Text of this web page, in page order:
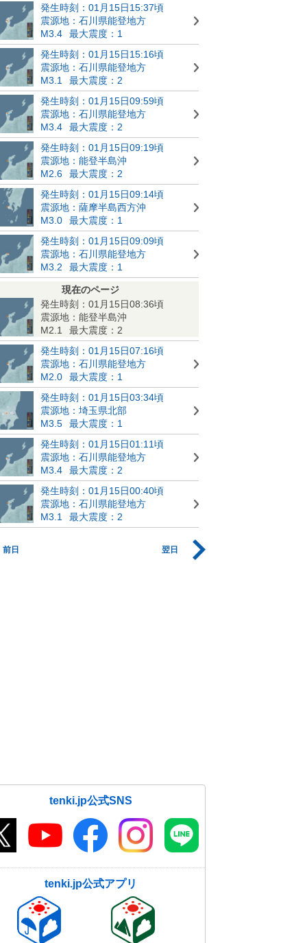
発生時刻：01月15日15:37頃
震源地：石川県能登地方
M3.4
最大震度：1
発生時刻：01月15日15:16頃
震源地：石川県能登地方
M3.1
最大震度：2
発生時刻：01月15日09:59頃
震源地：石川県能登地方
M3.4
最大震度：2
発生時刻：01月15日09:19頃
震源地：能登半島沖
M2.6
最大震度：2
発生時刻：01月15日09:14頃
震源地：薩摩半島西方沖
M3.0
最大震度：1
発生時刻：01月15日09:09頃
震源地：石川県能登地方
M3.2
最大震度：1
現在のページ
発生時刻：01月15日08:36頃
震源地：能登半島沖
M2.1
最大震度：2
発生時刻：01月15日07:16頃
震源地：石川県能登地方
M2.0
最大震度：1
発生時刻：01月15日03:34頃
震源地：埼玉県北部
M3.5
最大震度：1
発生時刻：01月15日01:11頃
震源地：石川県能登地方
M3.4
最大震度：2
発生時刻：01月15日00:40頃
震源地：石川県能登地方
M3.1
最大震度：2
前日 翌日
tenki.jp公式SNS
tenki.jp公式アプリ